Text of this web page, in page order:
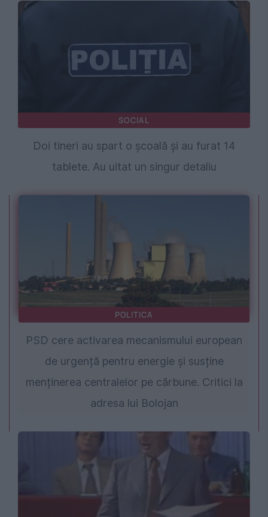
SOCIAL
Doi tineri au spart o școală și au furat 14
tablete. Au uitat un singur detaliu
POLITICA
PSD cere activarea mecanismului european
de urgență pentru energie și susține
menținerea centralelor pe cărbune. Critici la
adresa lui Bolojan